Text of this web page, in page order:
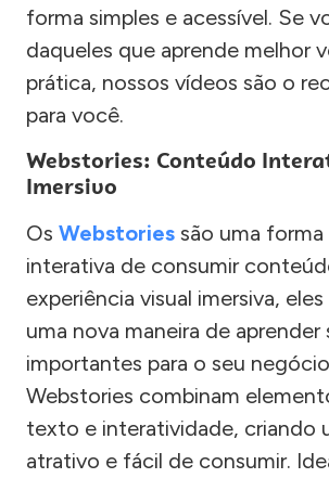
forma simples e acessível. Se
daqueles que aprende melhor
prática, nossos vídeos são o
para você.
Webstories: Conteúdo
Imersivo
Os Webstories são uma
interativa de consumir
experiência visual imersiva,
uma nova maneira de aprender
importantes para o seu
Webstories combinam
texto e interatividade, criando
atrativo e fácil de consumir.